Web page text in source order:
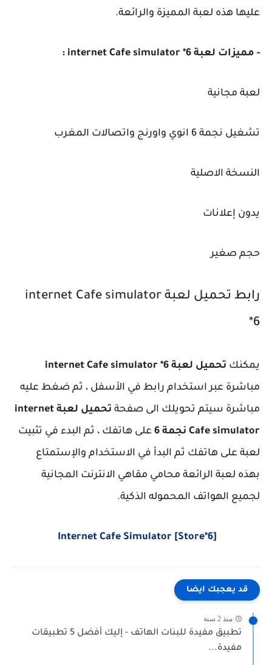
عليها هذه لعبة المميزة والرائعة.
- مميزات لعبة internet Cafe simulator *6 :
لعبة مجانية
تشغيل نجمة 6 انوي واورنج واتصالات المغرب
النسخة الاصلية
يدون إعلانات
حجم صغير
رابط تحميل لعبة internet Cafe simulator
*6
يمكنك تحميل لعبة internet Cafe simulator *6
مباشرة عبر استخدام رابط في الأسفل ، ثم ضغط عليه
مباشرة سيتم تحويلك الى صفحة
تحميل لعبة internet
Cafe simulator نجمة 6
على هاتفك ، ثم البدء في تثبيت
لعبة على هاتفك ثم البدأ في الاستخدام والإستمتاع
بهذه لعبة الرائعة محامي مقاهي الانترنت المجانية
لجميع الهواتف المحموله الذكية.
Internet Cafe Simulator [Store*6]
قد يعجبك ايضا
منذ 2 سنة
تطبيق مفيدة للبنات الهاتف - إليك أفضل 5 تطبيقات
مفيدة...